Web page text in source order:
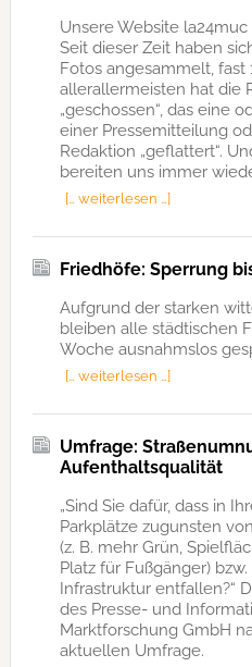
Unsere Website la24muc
Seit dieser Zeit haben
Fotos angesammelt, fast
allerallermeisten hat die
„geschossen“, das eine
einer Pressemitteilung
Redaktion „geflattert“.
bereiten uns immer
[… weiterlesen …]
Friedhöfe: Sperrung
Aufgrund der starken
bleiben alle städtischen
Woche ausnahmslos
[… weiterlesen …]
Umfrage:
Aufenthaltsqualität
„Sind Sie dafür, dass in
Parkplätze zugunsten
(z. B. mehr Grün,
Platz für Fußgänger)
Infrastruktur entfallen?“
des Presse- und
Marktforschung GmbH
aktuellen Umfrage.